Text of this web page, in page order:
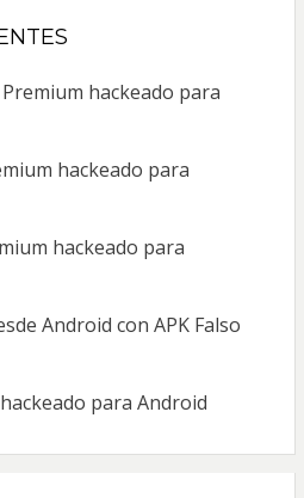
hackeado para
hackeado para
hackeado para
Android con APK Falso
para Android